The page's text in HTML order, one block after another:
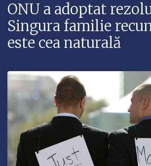
ONU a adoptat
Singura familie
este cea naturală